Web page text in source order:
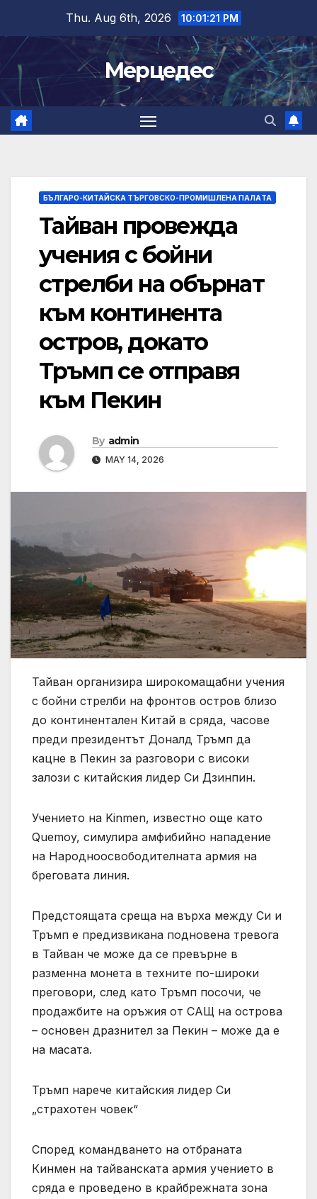
content
Thu. Aug 6th, 2026 10:01:22 PM
Мерцедес
БЪЛГАРО-КИТАЙСКА ТЪРГОВСКО-ПРОМИШЛЕНА ПАЛAТА
Тайван провежда
учения с бойни
стрелби на обърнат
към континента
остров, докато
Тръмп се отправя
към Пекин
By admin
MAY 14, 2026
Тайван организира широкомащабни учения
с бойни стрелби на фронтов остров близо
до континентален Китай в сряда, часове
преди президентът Доналд Тръмп да
кацне в Пекин за разговори с високи
залози с китайския лидер Си Дзинпин.
Учението на Kinmen, известно още като
Quemoy, симулира амфибийно нападение
на Народноосвободителната армия на
бреговата линия.
Предстоящата среща на върха между Си и
Тръмп е предизвикана подновена тревога
в Тайван че може да се превърне в
разменна монета в техните по-широки
преговори, след като Тръмп посочи, че
продажбите на оръжия от САЩ на острова
– основен дразнител за Пекин – може да е
на масата.
Тръмп нарече китайския лидер Си
„страхотен човек“
Според командването на отбраната
Кинмен на тайванската армия учението в
сряда е проведено в крайбрежната зона